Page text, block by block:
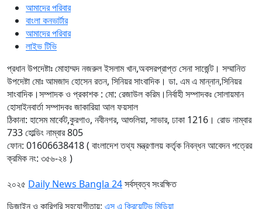
আমাদের পরিবার
বাংলা কনভার্টার
আমাদের পরিবার
লাইভ টিভি
প্রধান উপদেষ্টাঃ মোহাম্মদ নজরুল ইসলাম খান,অবসরপ্রাপ্ত সেনা সার্জেন্ট। সম্মানিত
উপদেষ্টা মোঃ আমজাদ হোসেন রতন, সিনিয়র সাংবাদিক। ডা. এম এ মান্নান,সিনিয়র
সাংবাদিক।সম্পাদক ও প্রকাশক : মো: রেজাউল করিম।নির্বাহী সম্পাদকঃ সোলায়মান
হোসাইনবার্তা সম্পাদকঃ জাকারিয়া আল ফয়সাল
ঠিকানা: হাসেম মার্কেট,কুরগাও, নবীনগর, আশুলিয়া, সাভার, ঢাকা 1216। রোড নাম্বার
733 হোল্ডিং নাম্বার 805
ফোন: 01606638418 ( বাংলাদেশ তথ্য মন্ত্রণালয় কর্তৃক নিবন্ধন আবেদন পত্রের
ক্রমিক নং: ৩৫৬-২৪ )
২০২৫ Daily News Bangla 24সর্বস্বত্ব সংরক্ষিত
ডিজাইন ও কারিগরি সহযোগীতায়: এস এ ক্রিয়েটিভ মিডিয়া